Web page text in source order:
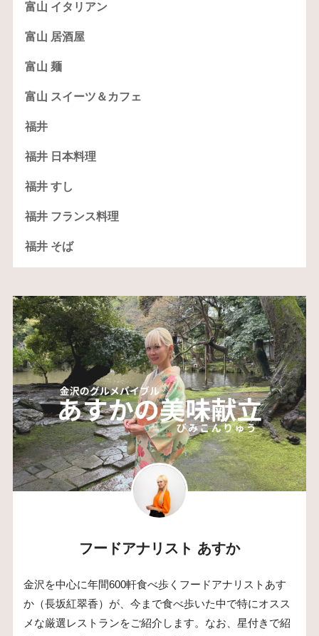
富山 イタリアン
富山 居酒屋
富山 麺
富山 スイーツ＆カフェ
福井
福井 日本料理
福井 すし
福井 フランス料理
福井 そば
フードアナリスト あすか
金沢を中心に年間600軒食べ歩くフードアナリストあす
か（長坂紅翠香）が、今まで食べ歩いた中で特にオスス
メな厳選レストランをご紹介します。なお、星付きで紹